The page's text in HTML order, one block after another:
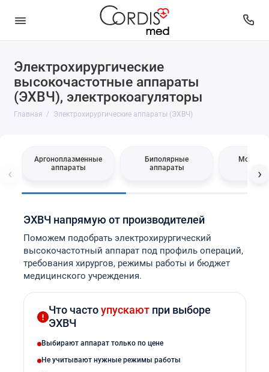
Электрохирургические
высокочастотные аппараты
(ЭХВЧ), электрокоагуляторы
Главная Электрохирургические аппараты (ЭХВЧ)
Аргоноплазменные аппараты
Биполярные аппараты
Радиоволновые аппараты
Аргоноплазменные
аппараты
Биполярные
аппараты
‹ ›
ЭХВЧ напрямую от производителей
Поможем подобрать электрохирургический
высокочастотный аппарат под профиль операций,
требования хирургов, режимы работы и бюджет
медицинского учреждения.
Что частоупускаютпри выборе
ЭХВЧ
Выбирают аппарат только по цене
Не учитывают нужные режимы работы